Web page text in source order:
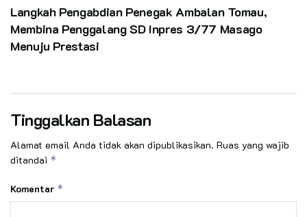
Langkah Pengabdian Penegak Ambalan Tomau,
Membina Penggalang SD Inpres 3/77 Masago
Menuju Prestasi
Tinggalkan Balasan
Alamat email Anda tidak akan dipublikasikan. Ruas yang wajib
ditandai *
Komentar *